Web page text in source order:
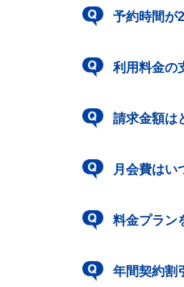
予約時間が
利用料金の
請求金額は
月会費はい
料金プラン
年間契約割